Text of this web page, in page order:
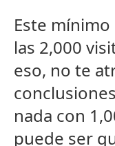
Este
las 2,000
eso, no te
nada con
puede ser